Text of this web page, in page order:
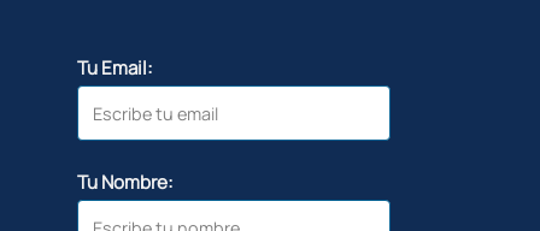
Tu Email:
Tu Nombre: